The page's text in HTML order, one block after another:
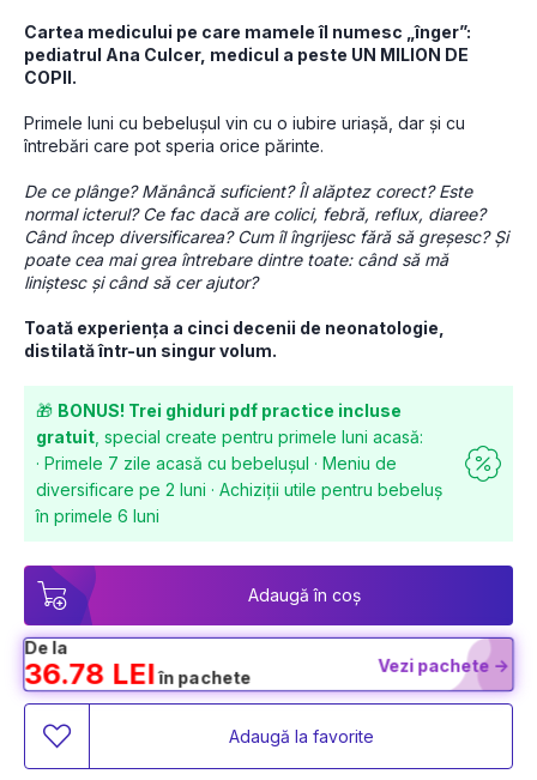
Cartea medicului pe care mamele îl numesc „înger”:
pediatrul Ana Culcer, medicul a peste UN MILION DE
COPII.
Primele luni cu bebelușul vin cu o iubire uriașă, dar și cu
întrebări care pot speria orice părinte.
De ce plânge? Mănâncă suficient? Îl alăptez corect? Este
normal icterul? Ce fac dacă are colici, febră, reflux, diaree?
Când încep diversificarea? Cum îl îngrijesc fără să greșesc? Și
poate cea mai grea întrebare dintre toate: când să mă
liniștesc și când să cer ajutor?
Toată experiența a cinci decenii de neonatologie,
distilată într-un singur volum.
🎁 BONUS! Trei ghiduri pdf practice incluse
gratuit , special create pentru primele luni acasă:
· Primele 7 zile acasă cu bebelușul · Meniu de
diversificare pe 2 luni · Achiziții utile pentru bebeluș
în primele 6 luni
Adaugă în coș
De la
36.78 LEIîn pachete
Vezi pachete ->
Adaugă la favorite